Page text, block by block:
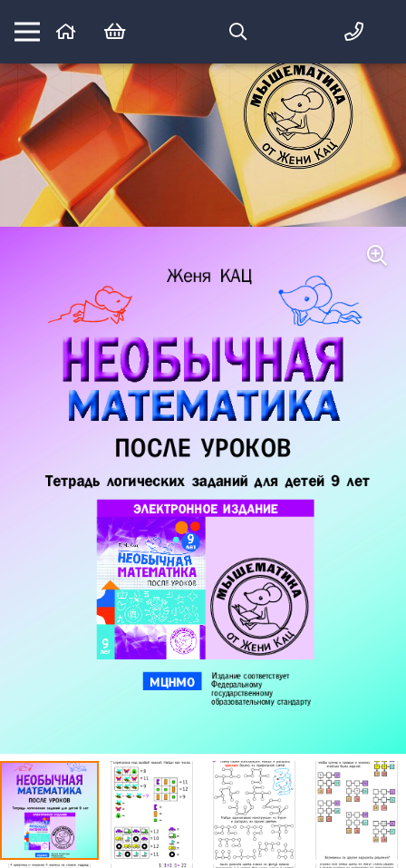
Математика вприпрыжку:
идеи и игры для детей и их родителей